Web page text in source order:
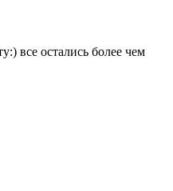
все остались более чем